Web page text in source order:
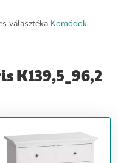
választéka Komódok
K139,5_96,2